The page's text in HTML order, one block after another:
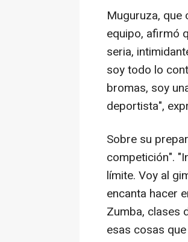
Muguruza,
equipo, afirmó
seria,
soy todo lo
bromas, soy
deportista",
Sobre su
competición".
límite. Voy al
encanta hacer
Zumba, clases
esas cosas